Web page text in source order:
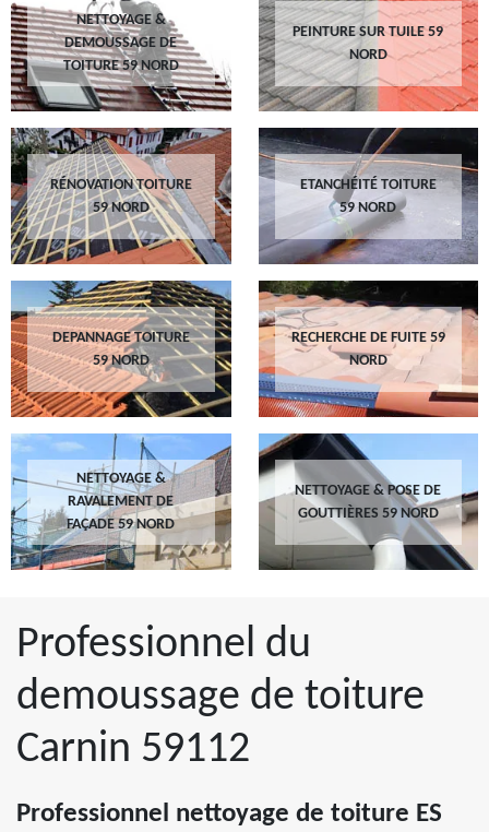
NETTOYAGE &
DEMOUSSAGE DE
TOITURE 59 NORD
PEINTURE SUR TUILE 59
NORD
RÉNOVATION TOITURE
59 NORD
ETANCHÉITÉ TOITURE
59 NORD
DEPANNAGE TOITURE
59 NORD
RECHERCHE DE FUITE 59
NORD
NETTOYAGE &
RAVALEMENT DE
FAÇADE 59 NORD
NETTOYAGE & POSE DE
GOUTTIÈRES 59 NORD
Professionnel du
demoussage de toiture
Carnin 59112
Professionnel nettoyage de toiture ES